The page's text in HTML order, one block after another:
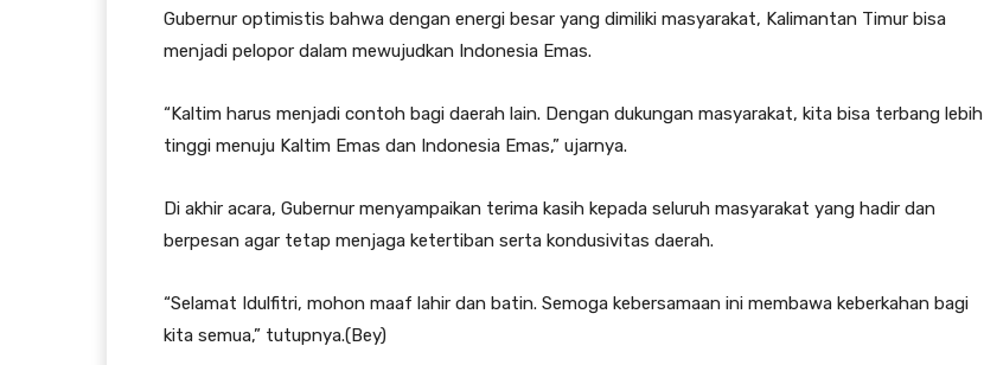
Gubernur optimistis bahwa dengan energi besar yang dimiliki masyarakat, Kalimantan Timur bisa
menjadi pelopor dalam mewujudkan Indonesia Emas.
“Kaltim harus menjadi contoh bagi daerah lain. Dengan dukungan masyarakat, kita bisa terbang lebih
tinggi menuju Kaltim Emas dan Indonesia Emas,” ujarnya.
Di akhir acara, Gubernur menyampaikan terima kasih kepada seluruh masyarakat yang hadir dan
berpesan agar tetap menjaga ketertiban serta kondusivitas daerah.
“Selamat Idulfitri, mohon maaf lahir dan batin. Semoga kebersamaan ini membawa keberkahan bagi
kita semua,” tutupnya.(Bey)